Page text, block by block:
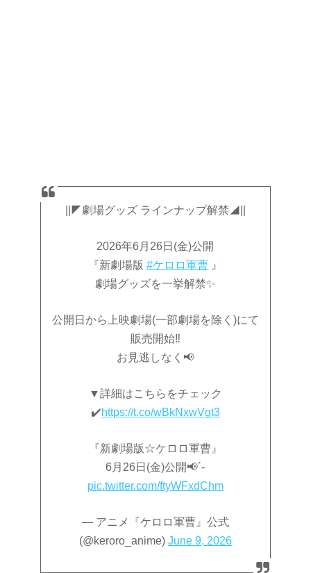
||◤劇場グッズ ラインナップ解禁◢||
2026年6月26日(金)公開
『新劇場版#ケロロ軍曹 』
劇場グッズを一挙解禁✨
公開日から上映劇場(一部劇場を除く)にて
販売開始‼️
お見逃しなく📢
▼詳細はこちらをチェック
✔️https://t.co/wBkNxwVgt3
『新劇場版☆ケロロ軍曹』
6月26日(金)公開📢´-
pic.twitter.com/ftyWFxdChm
— アニメ『ケロロ軍曹』公式
(@keroro_anime) June 9, 2026